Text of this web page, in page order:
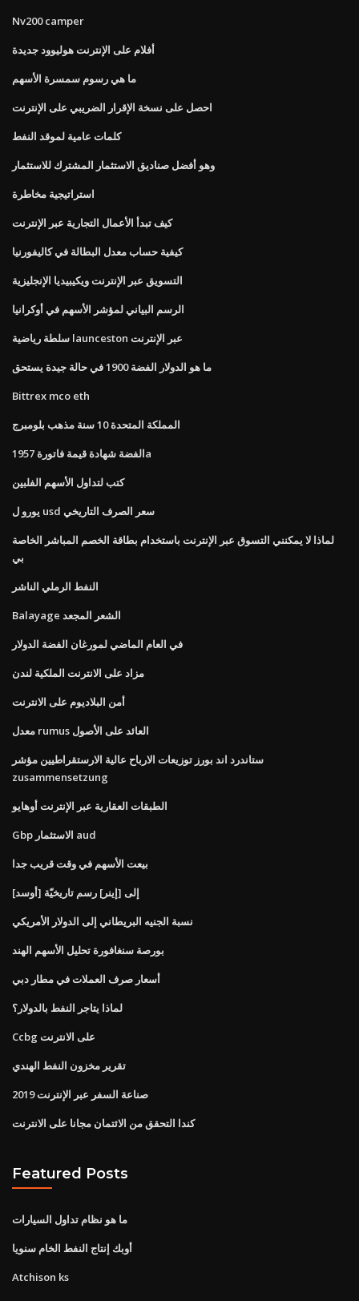
Nv200 camper
أفلام على الإنترنت هوليوود جديدة
ما هي رسوم سمسرة الأسهم
احصل على نسخة الإقرار الضريبي على الإنترنت
كلمات عامية لموقد النفط
وهو أفضل صناديق الاستثمار المشترك للاستثمار
استراتيجية مخاطرة
كيف تبدأ الأعمال التجارية عبر الإنترنت
كيفية حساب معدل البطالة في كاليفورنيا
التسويق عبر الإنترنت ويكيبيديا الإنجليزية
الرسم البياني لمؤشر الأسهم في أوكرانيا
سلطة رياضية launceston عبر الإنترنت
ما هو الدولار الفضة 1900 في حالة جيدة يستحق
Bittrex mco eth
المملكة المتحدة 10 سنة مذهب بلومبرج
الفضة شهادة قيمة فاتورة 1957a
كتب لتداول الأسهم الفلبين
يورو ل usd سعر الصرف التاريخي
لماذا لا يمكنني التسوق عبر الإنترنت باستخدام بطاقة الخصم المباشر الخاصة
بي
النفط الرملي الناشر
Balayage الشعر المجعد
في العام الماضي لمورغان الفضة الدولار
مزاد على الانترنت الملكية لندن
أمن البلاديوم على الانترنت
معدل rumus العائد على الأصول
ستاندرد اند بورز توزيعات الارباح عالية الارستقراطيين مؤشر
zusammensetzung
الطبقات العقارية عبر الإنترنت أوهايو
Gbp الاستثمار aud
بيعت الأسهم في وقت قريب جدا
[أوسد] إلى [إينر] رسم تاريخيّة
نسبة الجنيه البريطاني إلى الدولار الأمريكي
بورصة سنغافورة تحليل الأسهم الهند
أسعار صرف العملات في مطار دبي
لماذا يتاجر النفط بالدولار؟
Ccbg على الانترنت
تقرير مخزون النفط الهندي
صناعة السفر عبر الإنترنت 2019
كندا التحقق من الائتمان مجانا على الانترنت
Featured Posts
ما هو نظام تداول السيارات
أوبك إنتاج النفط الخام سنويا
Atchison ks